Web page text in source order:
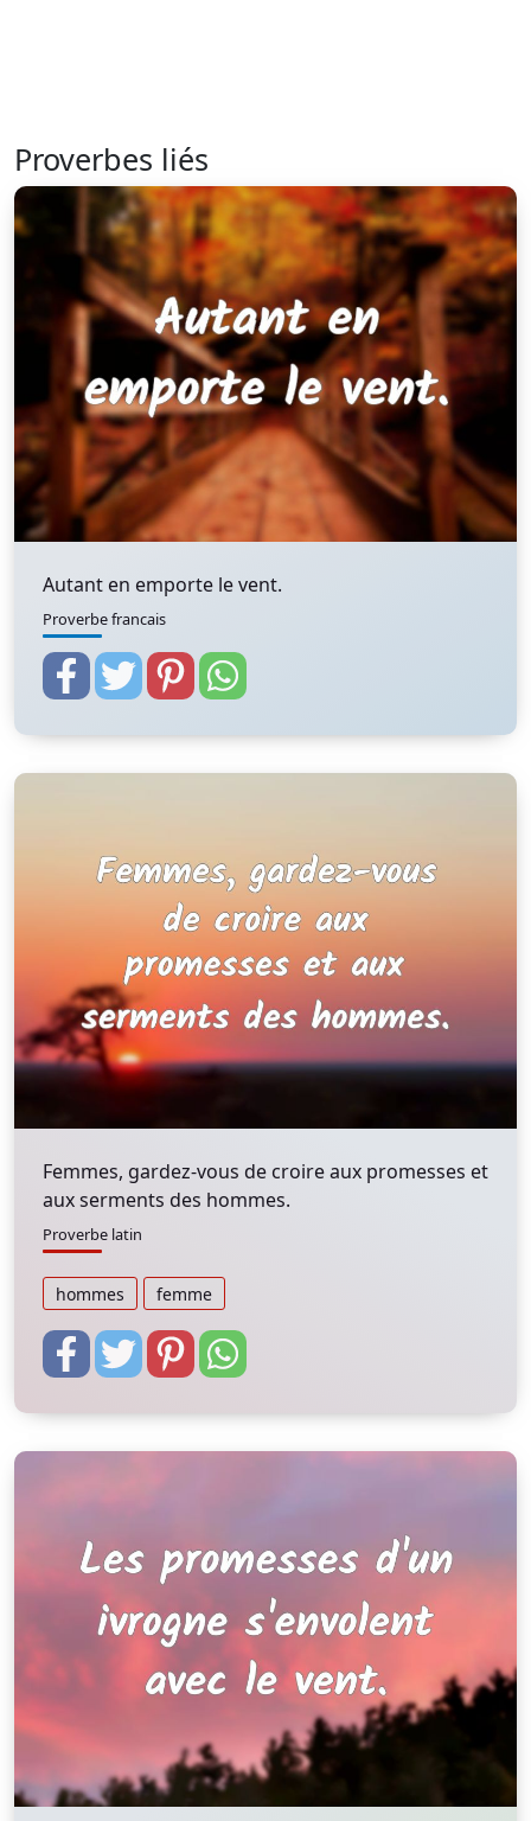
Proverbes liés
Autant en emporte le vent.
Proverbe francais
Femmes, gardez-vous de croire aux promesses et
aux serments des hommes.
Proverbe latin
hommes femme